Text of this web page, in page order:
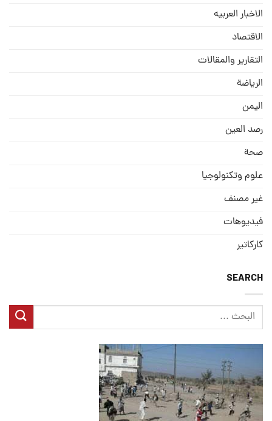
الاخبار العربيه
الاقتصاد
التقارير والمقالات
الریاضة
الیمن
رصد العین
صحة
علوم وتكنولوجيا
غير مصنف
فيديوهات
كاركاتير
SEARCH